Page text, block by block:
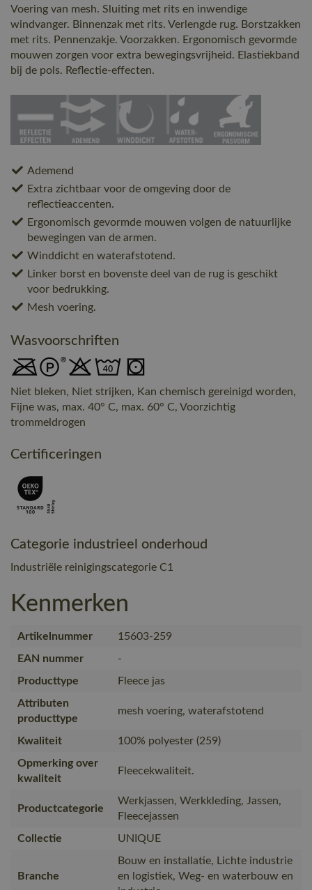
Voering van mesh. Sluiting met rits en inwendige
windvanger. Binnenzak met rits. Verlengde rug. Borstzakken
met rits. Pennenzakje. Voorzakken. Ergonomisch gevormde
mouwen zorgen voor extra bewegingsvrijheid. Elastiekband
bij de pols. Reflectie-effecten.
Ademend
Extra zichtbaar voor de omgeving door de
reflectieaccenten.
Ergonomisch gevormde mouwen volgen de natuurlijke
bewegingen van de armen.
Winddicht en waterafstotend.
Linker borst en bovenste deel van de rug is geschikt
voor bedrukking.
Mesh voering.
Wasvoorschriften
Niet bleken, Niet strijken, Kan chemisch gereinigd worden,
Fijne was, max. 40° C, max. 60° C, Voorzichtig
trommeldrogen
Certificeringen
Categorie industrieel onderhoud
Industriële reinigingscategorie C1
Kenmerken
Artikelnummer
15603-259
EAN nummer
-
Producttype
Fleece jas
Attributen
producttype
mesh voering, waterafstotend
Kwaliteit
100% polyester (259)
Opmerking over
kwaliteit
Fleecekwaliteit.
Productcategorie
Werkjassen, Werkkleding, Jassen,
Fleecejassen
Collectie
UNIQUE
Branche
Bouw en installatie, Lichte industrie
en logistiek, Weg- en waterbouw en